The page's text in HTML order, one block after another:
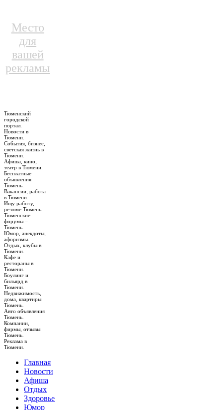
Место
для
вашей
рекламы
Тюменский
городской
портал.
Новости в
Тюмени.
События, бизнес,
светская жизнь в
Тюмени.
Афиша, кино,
театр в Тюмени.
Бесплатные
объявления
Тюмень.
Вакансии, работа
в Тюмени.
Ищу работу,
резюме Тюмень.
Тюменские
форумы –
Тюмень.
Юмор, анекдоты,
афоризмы.
Отдых, клубы в
Тюмени.
Кафе и
рестораны в
Тюмени.
Боулинг и
бильярд в
Тюмени.
Недвижимость,
дома, квартиры
Тюмень.
Авто объявления
Тюмень.
Компании,
фирмы, отзывы
Тюмень.
Реклама в
Тюмени.
Главная
Новости
Афиша
Отдых
Здоровье
Юмор